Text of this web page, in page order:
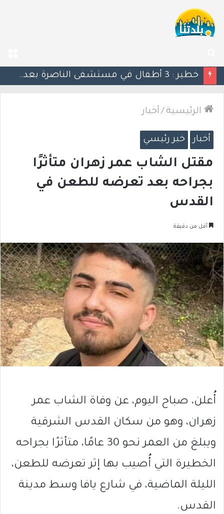
عن
منتدى رؤساء السلطات المحلية في وادي عارة: نداء عاجل للأهالي بشأن إخطارات سلطة الأراضي
الرئيسية / أخبار
أخبار خبر رئيسي
مقتل الشاب عمر زهران متأثرًا
بجراحه بعد تعرضه للطعن في
القدس
أقل من دقيقة
أُعلن، صباح اليوم، عن وفاة الشاب عمر
زهران، وهو من سكان القدس الشرقية
ويبلغ من العمر نحو 30 عامًا، متأثرًا بجراحه
الخطيرة التي أُصيب بها إثر تعرضه للطعن،
الليلة الماضية، في شارع يافا وسط مدينة
القدس.